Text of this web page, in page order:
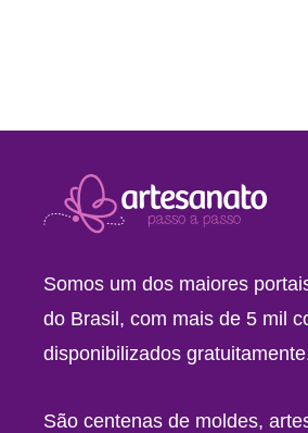
Somos um dos maiores
do Brasil, com mais de 5 mil
disponibilizados
São centenas de moldes,